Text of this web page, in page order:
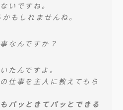
いですね。
もしれませんね。
なんですか？
たんですよ。
仕事を主人に教えてもら
パッときてパッとできる